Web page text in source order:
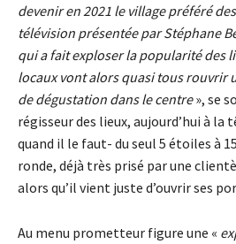
devenir en 2021 le village préféré
télévision présentée par Stéphane
qui a fait exploser la popularité des
locaux vont alors quasi tous rouvrir
de dégustation dans le centre», se
régisseur des lieux, aujourd’hui à la
quand il le faut- du seul 5 étoiles à
ronde, déjà très prisé par une
alors qu’il vient juste d’ouvrir ses
Au menu prometteur figure une «